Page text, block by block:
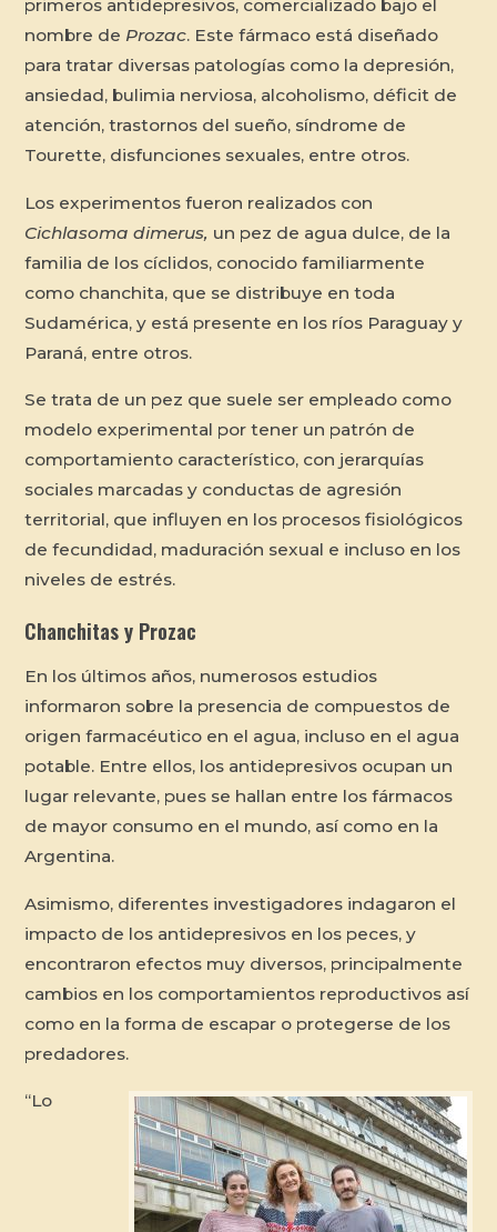
primeros antidepresivos, comercializado bajo el
nombre de Prozac. Este fármaco está diseñado
para tratar diversas patologías como la depresión,
ansiedad, bulimia nerviosa, alcoholismo, déficit de
atención, trastornos del sueño, síndrome de
Tourette, disfunciones sexuales, entre otros.
Los experimentos fueron realizados con
Cichlasoma dimerus, un pez de agua dulce, de la
familia de los cíclidos, conocido familiarmente
como chanchita, que se distribuye en toda
Sudamérica, y está presente en los ríos Paraguay y
Paraná, entre otros.
Se trata de un pez que suele ser empleado como
modelo experimental por tener un patrón de
comportamiento característico, con jerarquías
sociales marcadas y conductas de agresión
territorial, que influyen en los procesos fisiológicos
de fecundidad, maduración sexual e incluso en los
niveles de estrés.
Chanchitas y Prozac
En los últimos años, numerosos estudios
informaron sobre la presencia de compuestos de
origen farmacéutico en el agua, incluso en el agua
potable. Entre ellos, los antidepresivos ocupan un
lugar relevante, pues se hallan entre los fármacos
de mayor consumo en el mundo, así como en la
Argentina.
Asimismo, diferentes investigadores indagaron el
impacto de los antidepresivos en los peces, y
encontraron efectos muy diversos, principalmente
cambios en los comportamientos reproductivos así
como en la forma de escapar o protegerse de los
predadores.
“Lo